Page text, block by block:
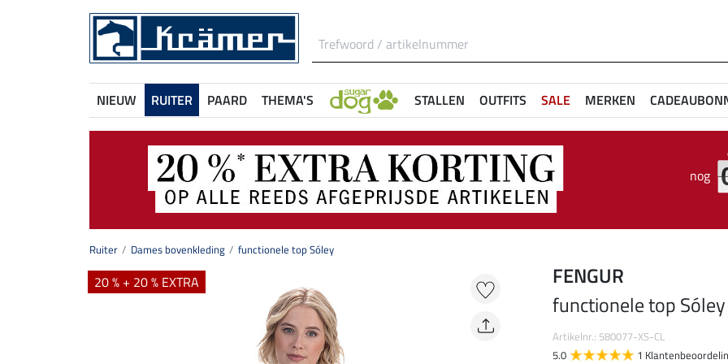
NIEUW RUITER PAARD THEMA'S STALLEN OUTFITS SALE MERKEN
nog
Ruiter Dames bovenkleding functionele top Sóley
20 % + 20 % EXTRA
FENGUR
functionele top Sóley
Artikelnr.: 580077-XS-CL
5.0
1